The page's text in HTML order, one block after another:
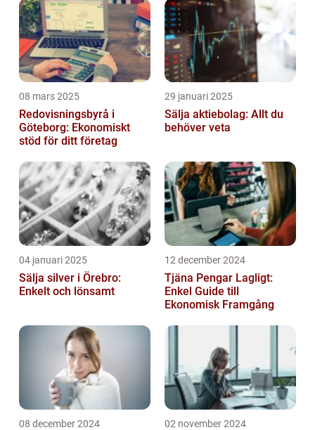
08 mars 2025
Redovisningsbyrå i
Göteborg: Ekonomiskt
stöd för ditt företag
29 januari 2025
Sälja aktiebolag: Allt du
behöver veta
04 januari 2025
Sälja silver i Örebro:
Enkelt och lönsamt
12 december 2024
Tjäna Pengar Lagligt:
Enkel Guide till
Ekonomisk Framgång
08 december 2024 02 november 2024